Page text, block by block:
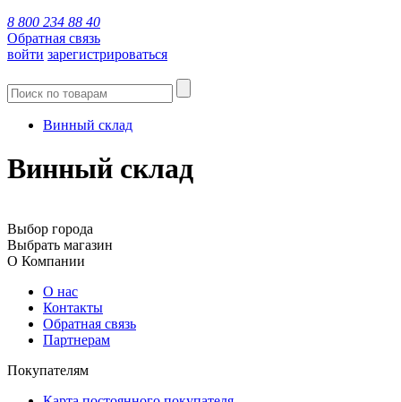
8 800 234 88 40
Обратная связь
войти зарегистрироваться
Винный склад
Винный склад
Выбор города
Выбрать магазин
О Компании
О нас
Контакты
Обратная связь
Партнерам
Покупателям